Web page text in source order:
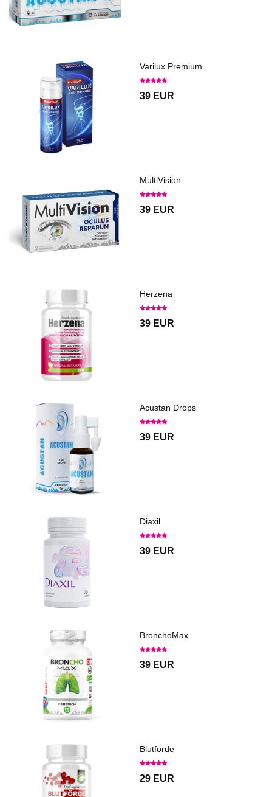
Varilux Premium
39 EUR
MultiVision
39 EUR
Herzena
39 EUR
Acustan Drops
39 EUR
Diaxil
39 EUR
BronchoMax
39 EUR
Blutforde
29 EUR